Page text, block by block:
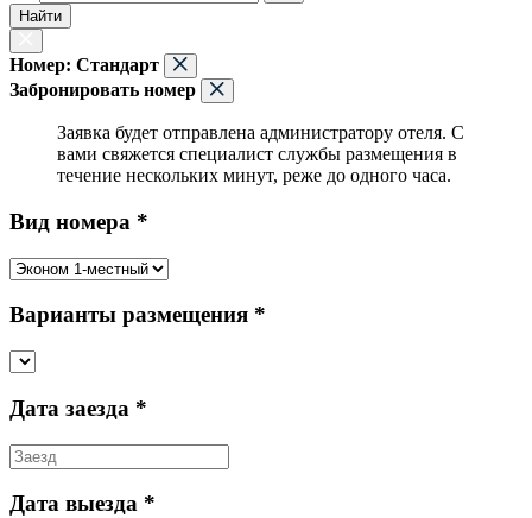
Найти
Номер: Стандарт
Забронировать номер
Заявка будет отправлена администратору отеля. С
вами свяжется специалист службы размещения в
течение нескольких минут, реже до одного часа.
Вид номера *
Варианты размещения *
Дата заезда *
Дата выезда *